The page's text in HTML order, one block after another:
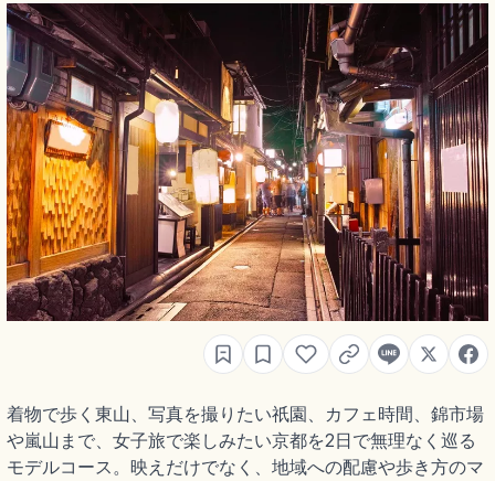
着物で歩く東山、写真を撮りたい祇園、カフェ時間、錦市場
や嵐山まで、女子旅で楽しみたい京都を2日で無理なく巡る
モデルコース。映えだけでなく、地域への配慮や歩き方のマ